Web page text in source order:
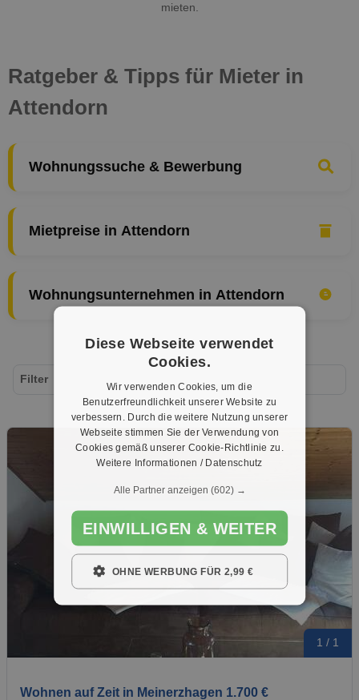
mieten.
Ratgeber & Tipps für Mieter in
Attendorn
Wohnungssuche & Bewerbung
Mietpreise in Attendorn
Wohnungsunternehmen in Attendorn
1 / 1
Wohnen auf Zeit in Meinerzhagen 1.700 €
Filter
Diese Webseite verwendet
Cookies.
Wir verwenden Cookies, um die
Benutzerfreundlichkeit unserer Website zu
verbessern. Durch die weitere Nutzung unserer
Webseite stimmen Sie der Verwendung von
Cookies gemäß unserer Cookie-Richtlinie zu.
Weitere Informationen / Datenschutz
Alle Partner anzeigen (602) →
EINWILLIGEN & WEITER
OHNE WERBUNG FÜR 2,99 €